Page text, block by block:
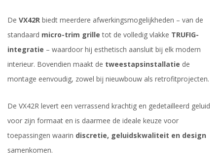
De VX42R biedt meerdere afwerkingsmogelijkheden – van de
standaard micro-trim grille tot de volledig vlakke TRUFIG-
integratie – waardoor hij esthetisch aansluit bij elk modern
interieur. Bovendien maakt de tweestapsinstallatie de
montage eenvoudig, zowel bij nieuwbouw als retrofitprojecten.
De VX42R levert een verrassend krachtig en gedetailleerd geluid
voor zijn formaat en is daarmee de ideale keuze voor
toepassingen waarin discretie, geluidskwaliteit en design
samenkomen.